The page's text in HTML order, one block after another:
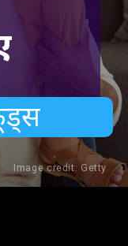
Image credit: Getty